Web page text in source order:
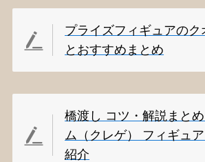
プライズフィギュアのク
とおすすめまとめ
橋渡し コツ・解説まと
ム（クレゲ） フィギュ
紹介